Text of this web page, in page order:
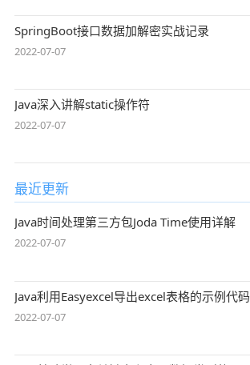
SpringBoot接口数据加解密实战记录
2022-07-07
Java深入讲解static操作符
2022-07-07
最近更新
Java时间处理第三方包Joda Time使用详解
2022-07-07
Java利用Easyexcel导出excel表格的示例代码
2022-07-07